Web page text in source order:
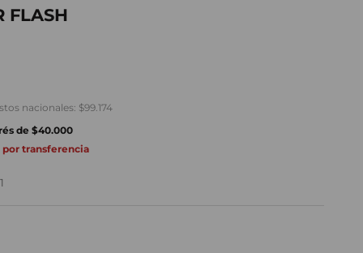
FLASH
nacionales: $99.174
de $40.000
por transferencia